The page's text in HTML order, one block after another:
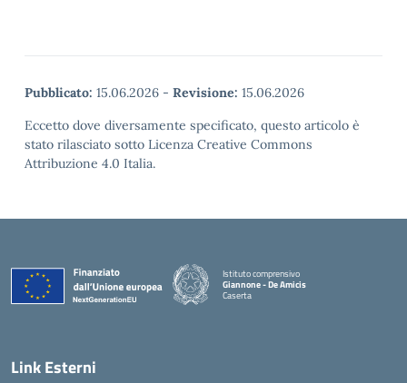
Pubblicato: 15.06.2026 - Revisione: 15.06.2026
Eccetto dove diversamente specificato, questo articolo è
stato rilasciato sotto Licenza Creative Commons
Attribuzione 4.0 Italia.
Istituto comprensivo
Giannone - De Amicis
Caserta
Link Esterni